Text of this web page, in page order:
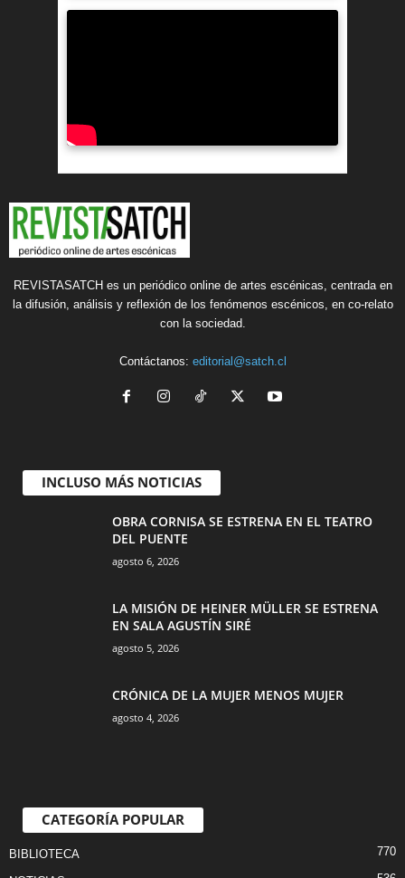
REVISTASATCH es un periódico online de artes escénicas, centrada en
la difusión, análisis y reflexión de los fenómenos escénicos, en co-relato
con la sociedad.
Contáctanos: editorial@satch.cl
INCLUSO MÁS NOTICIAS
OBRA CORNISA SE ESTRENA EN EL TEATRO
DEL PUENTE
agosto 6, 2026
LA MISIÓN DE HEINER MÜLLER SE ESTRENA
EN SALA AGUSTÍN SIRÉ
agosto 5, 2026
CRÓNICA DE LA MUJER MENOS MUJER
agosto 4, 2026
CATEGORÍA POPULAR
BIBLIOTECA 770